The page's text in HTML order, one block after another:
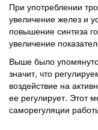
При употреблении
увеличение желез и
повышение синтеза
увеличение
Выше было
значит, что
воздействие на
ее регулирует. Этот
саморегуляции